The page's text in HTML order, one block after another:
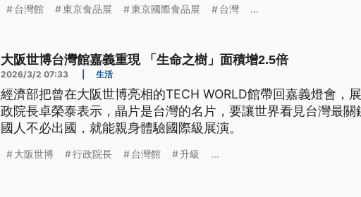
理秀，吸引日本及其他國家的業者目光。
台灣館 東京食品展 東京國際食品展 台灣 ...
大阪世博台灣館嘉義重現 「生命之樹」面積增2.5倍
2026/3/2 07:33 生活
經濟部把曾在大阪世博亮相的TECH WORLD館帶回嘉義燈會，
政院長卓榮泰表示，晶片是台灣的名片，要讓世界看見台灣最關
國人不必出國，就能親身體驗國際級展演。
大阪世博 行政院長 台灣館 升級 ...